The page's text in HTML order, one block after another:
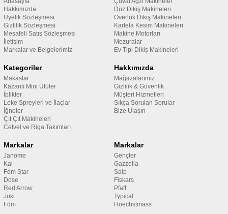
Hakkımızda
Üyelik Sözleşmesi
Gizlilik Sözleşmesi
Mesafeli Satış Sözleşmesi
İletişim
Markalar ve Belgelerimiz
Düz Dikiş Makineleri
Overlok Dikiş Makineleri
Kartela Kesim Makineleri
Makine Motorları
Mezuralar
Ev Tipi Dikiş Makineleri
Kategoriler
Makaslar
Kazanlı Mini Ütüler
İplikler
Leke Spreyleri ve İlaçlar
İğneler
Çıt Çıt Makineleri
Cetvel ve Riga Takımları
Hakkımızda
Mağazalarımız
Gizlilik & Güvenlik
Müşteri Hizmetleri
Sıkça Sorulan Sorular
Bize Ulaşın
Markalar
Janome
Kai
Fdm Star
Dose
Red Arrow
Juki
Fdm
Markalar
Gençler
Gazzella
Saip
Fiskars
Pfaff
Typical
Hoechstmass